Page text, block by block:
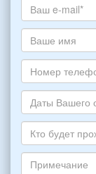
жилье
хотите
снять,
укажите
пожалуйста
НОМЕР
варианта:
*
Ваш
адрес
электронной
почты
*
Ваше
имя
Номер
телефона
и
Skype
Даты
Вашего
отдыха:
прибытия
Кто
будет